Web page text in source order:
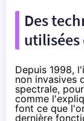
Des
utilisées
Depuis 1998,
non invasives
spectrale,
comme l'
font ce que
dernière